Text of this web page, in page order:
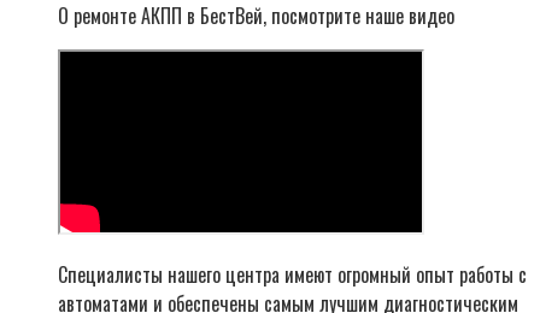
О ремонте АКПП в БестВей, посмотрите наше видео
Специалисты нашего центра имеют огромный опыт работы с
автоматами и обеспечены самым лучшим диагностическим